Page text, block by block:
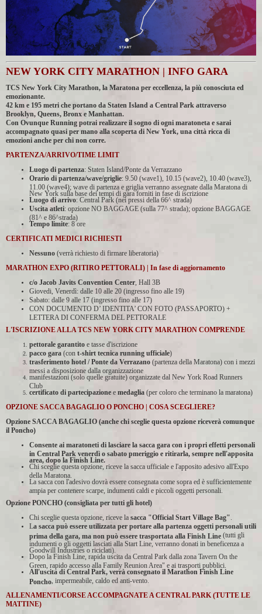
NEW YORK CITY MARATHON | INFO GARA
TCS New York City Marathon, la Maratona per eccellenza, la più conosciuta ed
emozionante.
42 km e 195 metri che portano da Staten Island a Central Park attraverso
Brooklyn, Queens, Bronx e Manhattan.
Con Ovunque Running potrai realizzare il sogno di ogni maratoneta e sarai
accompagnato quasi per mano alla scoperta di New York, una città ricca di
emozioni anche per chi non corre.
PARTENZA/ARRIVO/TIME LIMIT
Luogo di partenza: Staten Island/Ponte da Verrazzano
Orario di partenza/wave/griglie: 9.50 (wave1), 10.15 (wave2), 10.40 (wave3),
11.00 (wave4); wave di partenza e griglia verranno assegnate dalla Maratona di
New York sulla base dei tempi di gara forniti in fase di iscrizione
Luogo di arrivo: Central Park (nei pressi della 66^ strada)
Uscita atleti: opzione NO BAGGAGE (sulla 77^ strada); opzione BAGGAGE
(81^ e 86^strada)
Tempo limite: 8 ore
CERTIFICATI MEDICI RICHIESTI
Nessuno (verrà richiesto di firmare liberatoria)
MARATHON EXPO (RITIRO PETTORALI) | In fase di aggiornamento
c/o Jacob Javits Convention Center, Hall 3B
Giovedi, Venerdì: dalle 10 alle 20 (ingresso fino alle 19)
Sabato: dalle 9 alle 17 (ingresso fino alle 17)
CON DOCUMENTO D’ IDENTITA’ CON FOTO (PASSAPORTO) +
LETTERA DI CONFERMA DEL PETTORALE
L'ISCRIZIONE ALLA TCS NEW YORK CITY MARATHON COMPRENDE
pettorale garantito e tasse d'iscrizione
pacco gara (con t-shirt tecnica running ufficiale)
trasferimento hotel / Ponte da Verrazano (partenza della Maratona) con i mezzi
messi a disposizione dalla organizzazione
manifestazioni (solo quelle gratuite) organizzate dal New York Road Runners
Club
certificato di partecipazione e medaglia (per coloro che terminano la maratona)
OPZIONE SACCA BAGAGLIO O PONCHO | COSA SCEGLIERE?
Opzione SACCA BAGAGLIO (anche chi sceglie questa opzione riceverà comunque
il Poncho)
Consente ai maratoneti di lasciare la sacca gara con i propri effetti personali
in Central Park venerdì o sabato pmeriggio e ritirarla, sempre nell'apposita
area, dopo la Finish Line.
Chi sceglie questa opzione, riceve la sacca ufficiale e l'apposito adesivo all'Expo
della Maratona.
La sacca con l'adesivo dovrà essere consegnata come sopra ed è sufficientemente
ampia per contenere scarpe, indumenti caldi e piccoli oggetti personali.
Opzione PONCHO (consigliata per tutti gli hotel)
Chi sceglie questa opzione, riceve la sacca "Official Start Village Bag".
La sacca può essere utilizzata per portare alla partenza oggetti personali utili
prima della gara, ma non può essere trasportata alla Finish Line (tutti gli
indumenti o gli oggetti lasciati alla Start Line, verranno donati in beneficenza a
Goodwill Industries o riciclati).
Dopo la Finish Line, rapida uscita da Central Park dalla zona Tavern On the
Green, rapido accesso alla Family Reunion Area" e ai trasporti pubblici.
All'uscita di Central Park, verrà consegnato il Marathon Finish Line
Poncho, impermeabile, caldo ed anti-vento.
ALLENAMENTI/CORSE ACCOMPAGNATE A CENTRAL PARK (TUTTE LE
MATTINE)